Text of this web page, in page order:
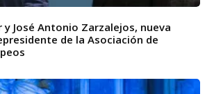
y José Antonio Zarzalejos, nueva
de la Asociación de